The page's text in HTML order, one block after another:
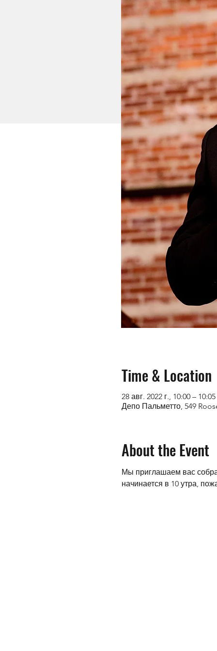
Time & Location
28 авг. 2022 г., 10:00 – 10:05
Депо Пальметто, 549
About the Event
Мы приглашаем вас
начинается в 10 утра,